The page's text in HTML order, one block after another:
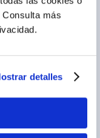
Consulta más
detalles